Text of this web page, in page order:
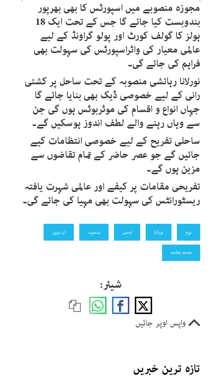
مجوزہ منصوبے میں اسپورٹس کا بھی بھرپور
بندوبست کیا جائے گا جس کے تحت ایک 18
ہولز کا گولف کورٹ اور پولو گراونڈ کے لیے
عالمی معیار کی واٹراسپورٹس کی سہولت بھی
فراہم کی جائے گی۔
نورلانا رہائشی منصوبہ کے تحت ساحل پر کشتی
رانی کے لیے خصوصی ڈیک بھی بنایا جائے گا
جہاں انواع و اقسام کی موٹربوٹس ہوں گی جن
سے وہاں رہنے والے لطف اندوز ہوسکیں گے۔
ساحلی تفریح کے لیے خصوصی انتظامات کیے
جائیں گے جو عصر حاضر کے تمام تقاضوں سے
مزین ہوں گے۔
تفریحی مقامات پر کیفے اور عالمی شہرت یافتہ
ریسٹورانٹس کی سہولت بھی مہیا کی جائے گی۔
نیوم نورلانا تعمیر منصوبہ اردونیوز
urdu news
شیئر:
واپس اوپر جائیں
تازہ ترین خبریں